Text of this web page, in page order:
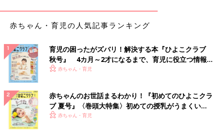
赤ちゃん・育児の人気記事ランキング
育児の困ったがズバリ！解決する本『ひよこクラブ
秋号』 4カ月～2才になるまで、育児に役立つ情報が
いっぱい！
赤ちゃん・育児
赤ちゃんのお世話まるわかり！『初めてのひよこクラ
ブ 夏号』〈巻頭大特集〉初めての授乳がうまくい
く！ おっぱい・ミルクの基本と夏のトラブル 解決テ
赤ちゃん・育児